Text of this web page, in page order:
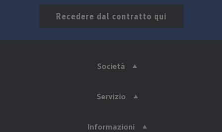
Recedere dal contratto qui
Società
Servizio
Informazioni